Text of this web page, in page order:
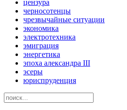
цензура
черносотенцы
чрезвычайные ситуации
экономика
электротехника
эмиграция
энергетика
эпоха александра III
эсеры
юриспруденция